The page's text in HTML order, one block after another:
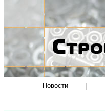
Новости